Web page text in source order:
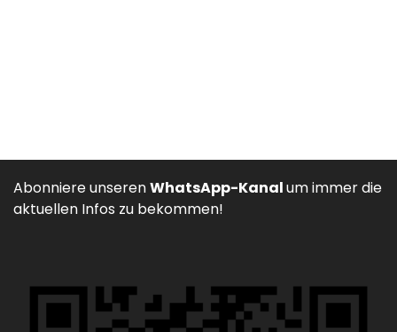
Abonniere unserenWhatsApp-Kanalum immer die
aktuellen Infos zu bekommen!